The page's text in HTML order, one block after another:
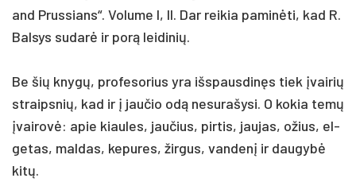
and Prus­sians“. Vo­lu­me I, II. Dar rei­kia pa­minė­ti, kad R.
Bal­sys su­darė ir po­rą lei­di­nių.
Be šių knygų, pro­fe­so­rius yra išs­paus­dinęs tiek įvai­rių
straips­nių, kad ir į jau­čio odą ne­su­ra­šy­si. O ko­kia temų
įvai­rovė: apie kiau­les, jau­čius, pir­tis, jau­jas, ožius, el­
ge­tas, mal­das, ke­pu­res, žir­gus, van­denį ir dau­gybė
kitų.